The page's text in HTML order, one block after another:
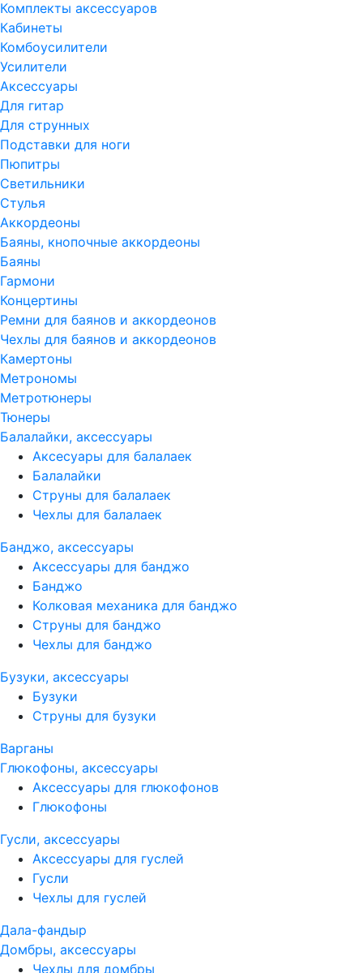
Комплекты аксессуаров
Кабинеты
Комбоусилители
Усилители
Аксессуары
Для гитар
Для струнных
Подставки для ноги
Пюпитры
Светильники
Стулья
Аккордеоны
Баяны, кнопочные аккордеоны
Баяны
Гармони
Концертины
Ремни для баянов и аккордеонов
Чехлы для баянов и аккордеонов
Камертоны
Метрономы
Метротюнеры
Тюнеры
Балалайки, аксессуары
Аксесуары для балалаек
Балалайки
Струны для балалаек
Чехлы для балалаек
Банджо, аксессуары
Аксессуары для банджо
Банджо
Колковая механика для банджо
Струны для банджо
Чехлы для банджо
Бузуки, аксессуары
Бузуки
Струны для бузуки
Варганы
Глюкофоны, аксессуары
Аксессуары для глюкофонов
Глюкофоны
Гусли, аксессуары
Аксессуары для гуслей
Гусли
Чехлы для гуслей
Дала-фандыр
Домбры, аксессуары
Чехлы для домбры